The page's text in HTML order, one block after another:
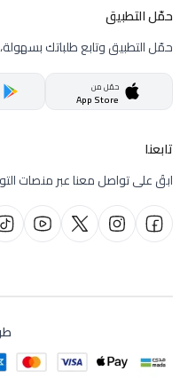
حمّل التطبيق
حمّل التطبيق وتابع طلباتك
حمّل من
App Store
تابعنا
ابقَ على تواصل معنا عبر منصات